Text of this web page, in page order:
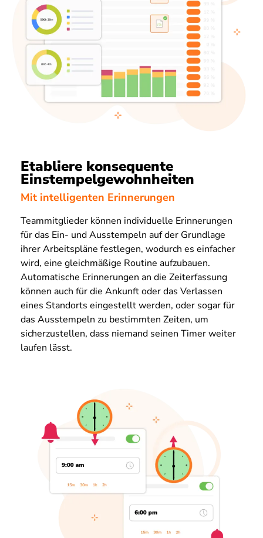
Etabliere konsequente
Einstempelgewohnheiten
Mit intelligenten Erinnerungen
Teammitglieder können individuelle Erinnerungen
für das Ein- und Ausstempeln auf der Grundlage
ihrer Arbeitspläne festlegen, wodurch es einfacher
wird, eine gleichmäßige Routine aufzubauen.
Automatische Erinnerungen an die Zeiterfassung
können auch für die Ankunft oder das Verlassen
eines Standorts eingestellt werden, oder sogar für
das Ausstempeln zu bestimmten Zeiten, um
sicherzustellen, dass niemand seinen Timer weiter
laufen lässt.